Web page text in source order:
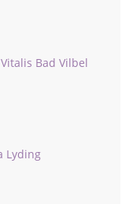
Bad Vilbel
Lyding